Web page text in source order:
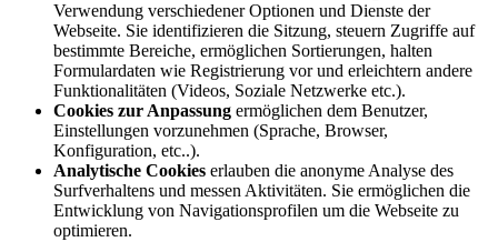
Verwendung verschiedener Optionen und Dienste der
Webseite. Sie identifizieren die Sitzung, steuern Zugriffe auf
bestimmte Bereiche, ermöglichen Sortierungen, halten
Formulardaten wie Registrierung vor und erleichtern andere
Funktionalitäten (Videos, Soziale Netzwerke etc.).
Cookies zur Anpassung ermöglichen dem Benutzer,
Einstellungen vorzunehmen (Sprache, Browser,
Konfiguration, etc..).
Analytische Cookies erlauben die anonyme Analyse des
Surfverhaltens und messen Aktivitäten. Sie ermöglichen die
Entwicklung von Navigationsprofilen um die Webseite zu
optimieren.